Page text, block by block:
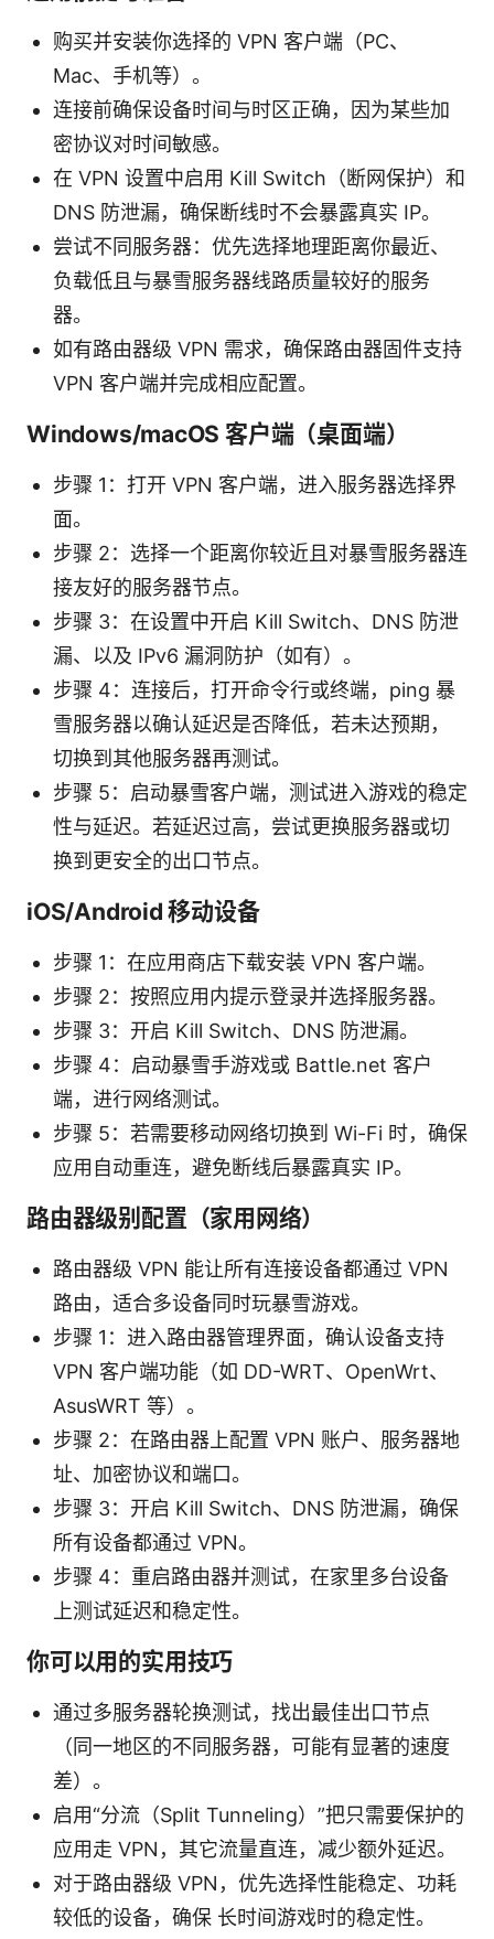
购买并安装你选择的 VPN 客户端（PC、
Mac、手机等）。
连接前确保设备时间与时区正确，因为某些加
密协议对时间敏感。
在 VPN 设置中启用 Kill Switch（断网保护）和
DNS 防泄漏，确保断线时不会暴露真实 IP。
尝试不同服务器：优先选择地理距离你最近、
负载低且与暴雪服务器线路质量较好的服务
器。
如有路由器级 VPN 需求，确保路由器固件支持
VPN 客户端并完成相应配置。
Windows/macOS 客户端（桌面端）
步骤 1：打开 VPN 客户端，进入服务器选择界
面。
步骤 2：选择一个距离你较近且对暴雪服务器连
接友好的服务器节点。
步骤 3：在设置中开启 Kill Switch、DNS 防泄
漏、以及 IPv6 漏洞防护（如有）。
步骤 4：连接后，打开命令行或终端，ping 暴
雪服务器以确认延迟是否降低，若未达预期，
切换到其他服务器再测试。
步骤 5：启动暴雪客户端，测试进入游戏的稳定
性与延迟。若延迟过高，尝试更换服务器或切
换到更安全的出口节点。
iOS/Android 移动设备
步骤 1：在应用商店下载安装 VPN 客户端。
步骤 2：按照应用内提示登录并选择服务器。
步骤 3：开启 Kill Switch、DNS 防泄漏。
步骤 4：启动暴雪手游戏或 Battle.net 客户
端，进行网络测试。
步骤 5：若需要移动网络切换到 Wi-Fi 时，确保
应用自动重连，避免断线后暴露真实 IP。
路由器级别配置（家用网络）
路由器级 VPN 能让所有连接设备都通过 VPN
路由，适合多设备同时玩暴雪游戏。
步骤 1：进入路由器管理界面，确认设备支持
VPN 客户端功能（如 DD-WRT、OpenWrt、
AsusWRT 等）。
步骤 2：在路由器上配置 VPN 账户、服务器地
址、加密协议和端口。
步骤 3：开启 Kill Switch、DNS 防泄漏，确保
所有设备都通过 VPN。
步骤 4：重启路由器并测试，在家里多台设备
上测试延迟和稳定性。
你可以用的实用技巧
通过多服务器轮换测试，找出最佳出口节点
（同一地区的不同服务器，可能有显著的速度
差）。
启用“分流（Split Tunneling）”把只需要保护的
应用走 VPN，其它流量直连，减少额外延迟。
对于路由器级 VPN，优先选择性能稳定、功耗
较低的设备，确保 长时间游戏时的稳定性。